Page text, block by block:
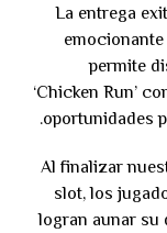
La entrega
permite
‘Chicken Run’
oportunidades
Al finalizar
slot, los
logran aunar su